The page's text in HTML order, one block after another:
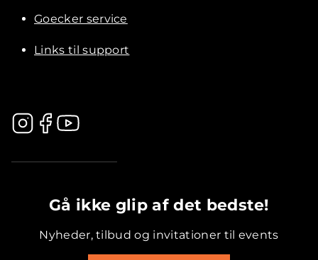
Goecker service
Links til support
Gå ikke glip af det bedste!
Nyheder, tilbud og invitationer til events